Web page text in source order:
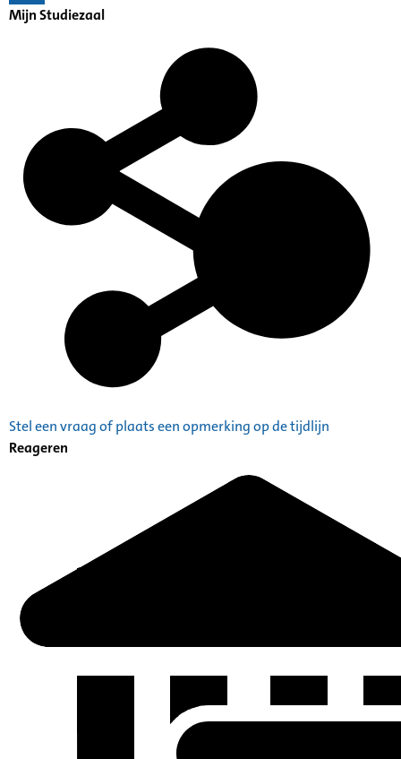
Mijn Studiezaal
Stel een vraag of plaats een opmerking op de tijdlijn
Reageren